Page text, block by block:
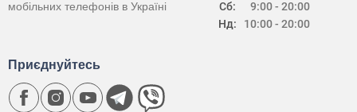
Сб:
Нд:
9:00 - 20:00
10:00 - 20:00
мобільних телефонів в Україні
Приєднуйтесь